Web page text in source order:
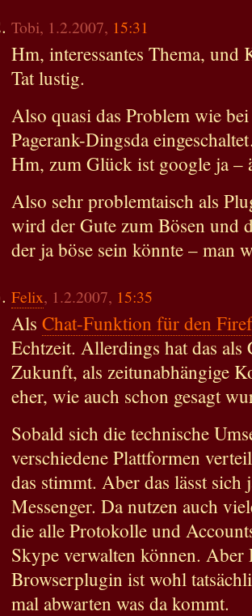
Tobi, 1.2.2007, 15:31
Hm, interessantes Thema, und
Tat lustig.
Also quasi das Problem wie
Pagerank-Dingsda
Hm, zum Glück ist google ja
Also sehr problemtaisch als
wird der Gute zum Bösen und
der ja böse sein könnte – man
Felix, 1.2.2007, 15:35
Als Chat-Funktion für den
Echtzeit. Allerdings hat das als
Zukunft, als zeitunabhängige
eher, wie auch schon gesagt
Sobald sich die technische
verschiedene Plattformen
das stimmt. Aber das lässt
Messenger. Da nutzen auch
die alle Protokolle und
Skype verwalten können. Aber
Browserplugin ist wohl
mal abwarten was da kommt.